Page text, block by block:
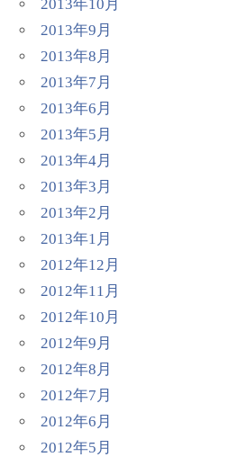
2013年10月
2013年9月
2013年8月
2013年7月
2013年6月
2013年5月
2013年4月
2013年3月
2013年2月
2013年1月
2012年12月
2012年11月
2012年10月
2012年9月
2012年8月
2012年7月
2012年6月
2012年5月